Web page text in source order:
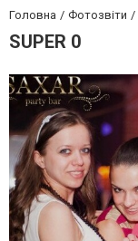
Головна Фотозвіти
SUPER 0